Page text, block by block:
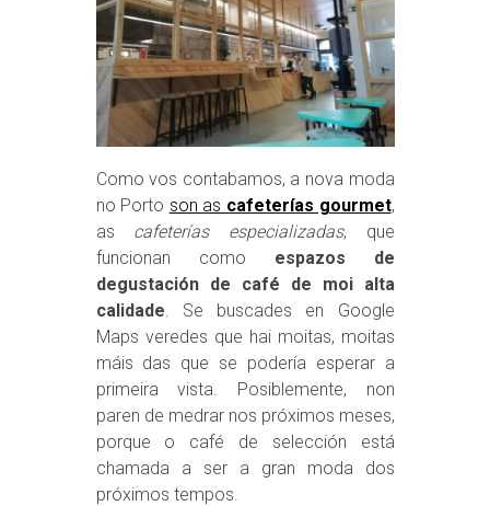
Como vos contabamos, a nova moda
no Porto son as cafeterías gourmet,
as cafeterías especializadas, que
funcionan como espazos de
degustación de café de moi alta
calidade. Se buscades en Google
Maps veredes que hai moitas, moitas
máis das que se podería esperar a
primeira vista. Posiblemente, non
paren de medrar nos próximos meses,
porque o café de selección está
chamada a ser a gran moda dos
próximos tempos.